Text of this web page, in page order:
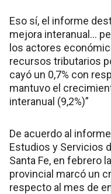
Eso sí, el informe
mejora interanual…
los actores
recursos tributarios
cayó un 0,7% con
mantuvo el
interanual (9,2%)”
De acuerdo al
Estudios y Servicios
Santa Fe, en febrero
provincial marcó un
respecto al mes de